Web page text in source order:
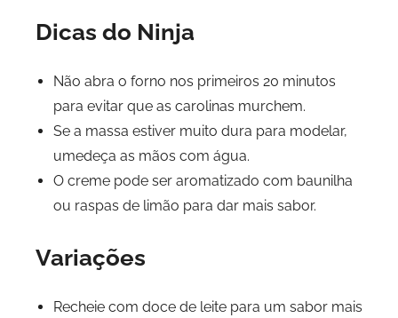
Dicas do Ninja
Não abra o forno nos primeiros 20 minutos
para evitar que as carolinas murchem.
Se a massa estiver muito dura para modelar,
umedeça as mãos com água.
O creme pode ser aromatizado com baunilha
ou raspas de limão para dar mais sabor.
Variações
Recheie com doce de leite para um sabor mais